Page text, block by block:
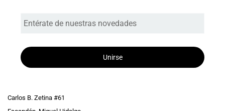
Unirse
Carlos B. Zetina #61